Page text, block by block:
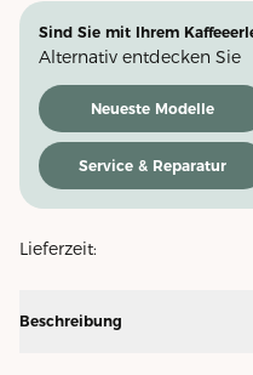
Sind Sie mit Ihrem
Alternativ entdecken Sie
Neueste Modelle
Service & Reparatur
Lieferzeit:
Beschreibung